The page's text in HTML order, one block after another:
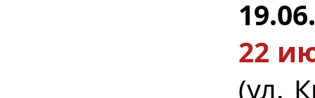
22
(ул.